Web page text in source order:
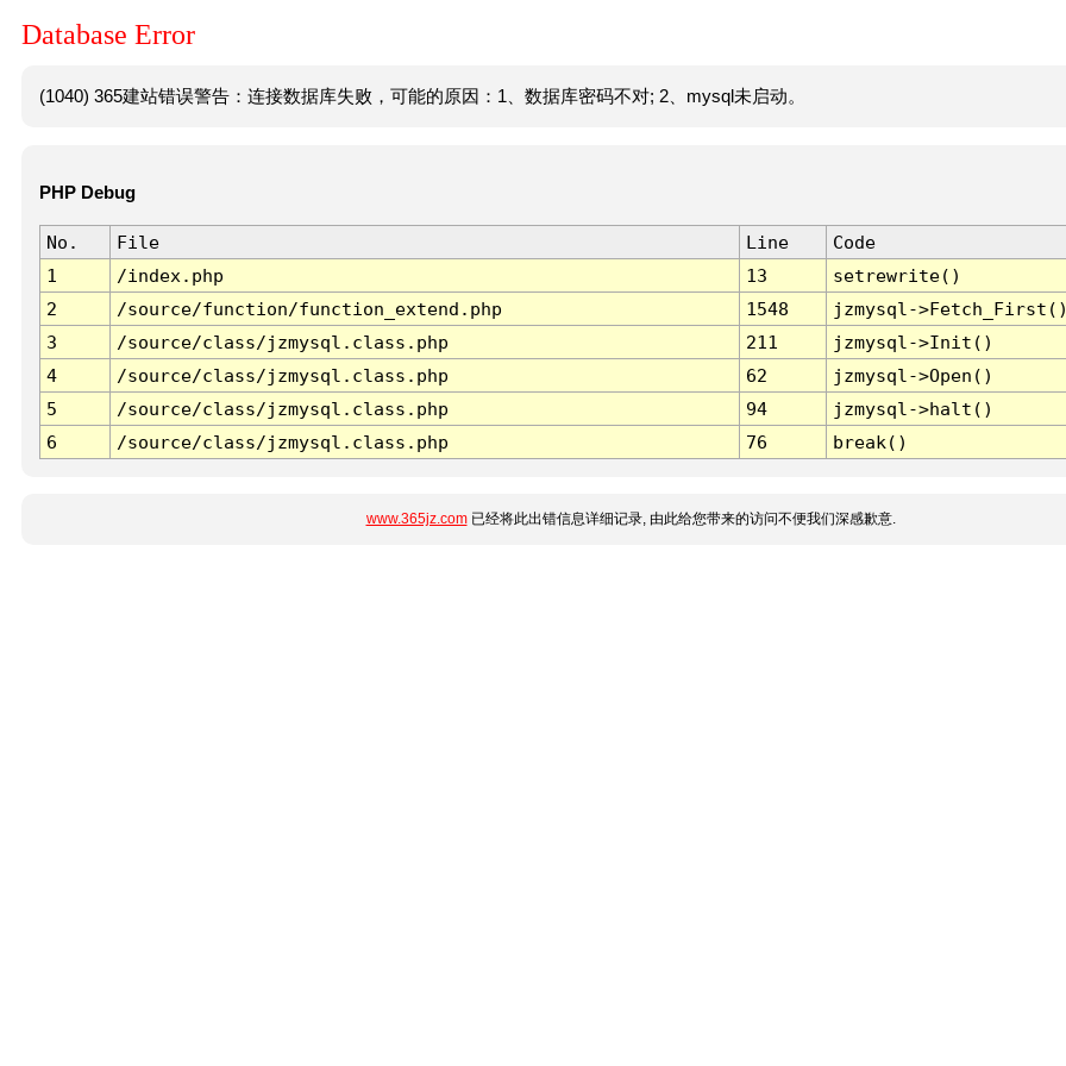
Database Error
(1040) 365建站错误警告：连接数据库失败，可能的原因：1、数据库密码不对; 2、mysql未启动。
PHP Debug
No. File Line
Code
1
/index.php 13
setrewrite()
2
/source/function/function_extend.php 1548
jzmysql-
3
/source/class/jzmysql.class.php 211
jzmysql->Init()
4
/source/class/jzmysql.class.php 62
jzmysql->Open()
5
/source/class/jzmysql.class.php 94
jzmysql->halt()
6
/source/class/jzmysql.class.php 76 break()
www.365jz.com已经将此出错信息详细记录, 由此给您带来的访问不便我们深感歉意.